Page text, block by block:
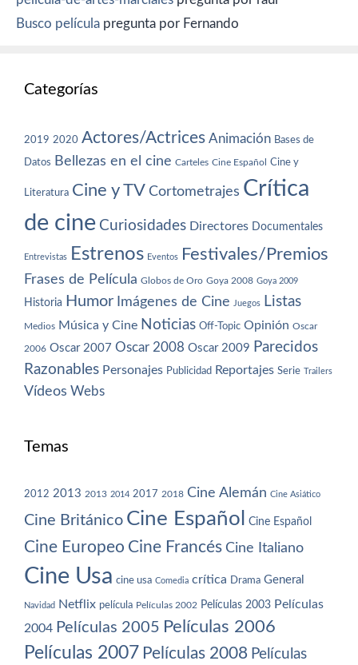
Busco película pregunta por Fernando
Categorías
2019 2020 Actores/Actrices Animación Bases de
Datos Bellezas en el cine Carteles Cine Español Cine y
Literatura Cine y TV Cortometrajes Crítica
de cine Curiosidades Directores Documentales
Entrevistas Estrenos Eventos Festivales/Premios
Frases de Película Globos de Oro Goya 2008 Goya 2009
Historia Humor Imágenes de Cine Juegos Listas
Medios Música y Cine Noticias Off-Topic Opinión Oscar
2006 Oscar 2007 Oscar 2008 Oscar 2009 Parecidos
Razonables Personajes Publicidad Reportajes Serie Trailers
Vídeos Webs
Temas
2012 2013 2013 2014 2017 2018 Cine Alemán Cine Asiático
Cine Británico Cine Español Cine Español
Cine Europeo Cine Francés Cine Italiano
Cine Usa cine usa Comedia crítica Drama General
Navidad Netflix película Películas 2002 Películas 2003 Películas
2004 Películas 2005 Películas 2006
Películas 2007 Películas 2008 Películas